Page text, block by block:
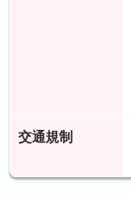
交通規制